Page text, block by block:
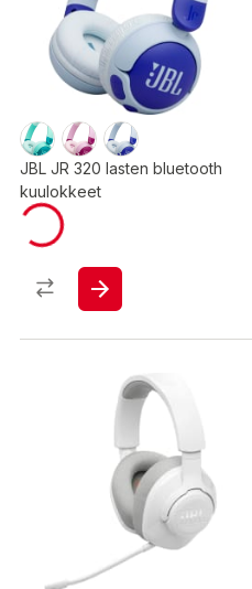
JBL JR 320 lasten bluetooth
kuulokkeet